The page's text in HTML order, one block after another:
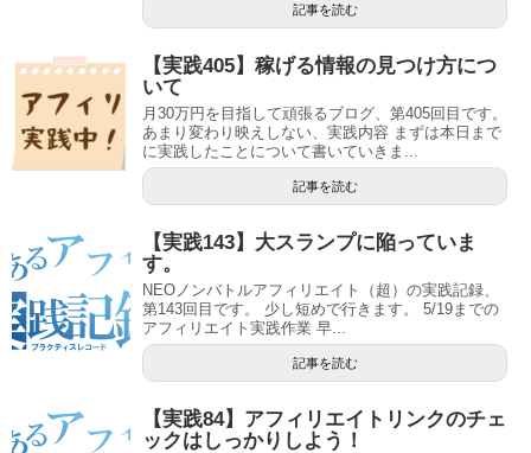
記事を読む
【実践405】稼げる情報の見つけ方につ
いて
月30万円を目指して頑張るブログ、第405回目です。
あまり変わり映えしない、実践内容 まずは本日まで
に実践したことについて書いていきま...
記事を読む
【実践143】大スランプに陥っていま
す。
NEOノンバトルアフィリエイト（超）の実践記録、
第143回目です。 少し短めで行きます。 5/19までの
アフィリエイト実践作業 早...
記事を読む
【実践84】アフィリエイトリンクのチェ
ックはしっかりしよう！